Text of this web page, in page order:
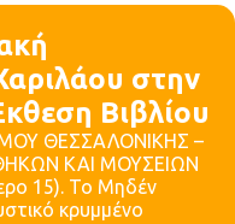
στην
Βιβλίου
ΘΕΣΣΑΛΟΝΙΚΗΣ –
ΚΑΙ ΜΟΥΣΕΙΩΝ
15). Το Μηδέν
κρυμμένο